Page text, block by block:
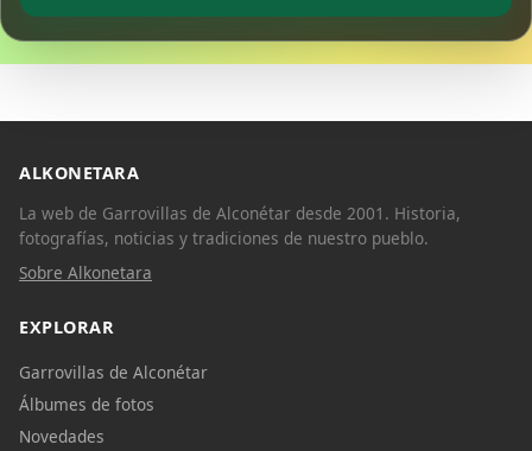
ALKONETARA
La web de Garrovillas de Alconétar desde 2001. Historia,
fotografías, noticias y tradiciones de nuestro pueblo.
Sobre Alkonetara
EXPLORAR
Garrovillas de Alconétar
Álbumes de fotos
Novedades